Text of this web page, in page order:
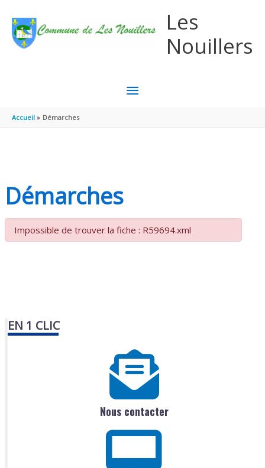
Les
Nouillers
MENU
Accueil Démarches
Démarches
Impossible de trouver la fiche : R59694.xml
EN 1 CLIC
Nous contacter